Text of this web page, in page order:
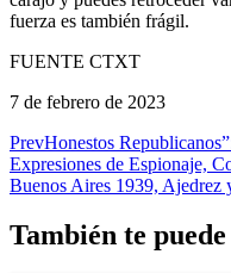
fuerza es también frágil.
FUENTE CTXT
7 de febrero de 2023
PrevHonestos
Expresiones de Espionaje,
Buenos Aires 1939, Ajedrez
También te